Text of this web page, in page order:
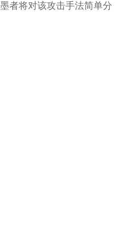
者将对该攻击手法简单分